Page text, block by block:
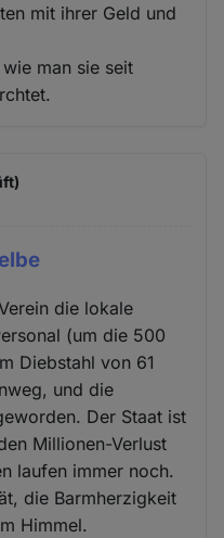
mit ihrer Geld und
man sie seit
die lokale
(um die 500
Diebstahl von 61
und die
Der Staat ist
Millionen-Verlust
laufen immer noch.
die Barmherzigkeit
Himmel.